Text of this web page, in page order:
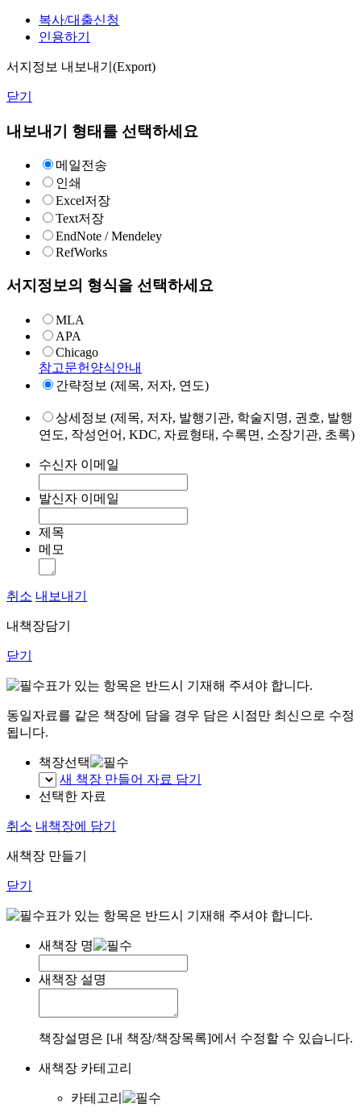
복사/대출신청
인용하기
서지정보 내보내기(Export)
닫기
내보내기 형태를 선택하세요
메일전송
인쇄
Excel저장
Text저장
EndNote / Mendeley
RefWorks
서지정보의 형식을 선택하세요
MLA
APA
Chicago
참고문헌양식안내
간략정보 (제목, 저자, 연도)
상세정보 (제목, 저자, 발행기관, 학술지명, 권호, 발행
연도, 작성언어, KDC, 자료형태, 수록면, 소장기관, 초록)
수신자 이메일
발신자 이메일
제목
메모
취소 내보내기
내책장담기
닫기
표가 있는 항목은 반드시 기재해 주셔야 합니다.
동일자료를 같은 책장에 담을 경우 담은 시점만 최신으로 수정
됩니다.
책장선택
새 책장 만들어 자료 담기
선택한 자료
취소 내책장에 담기
새책장 만들기
닫기
표가 있는 항목은 반드시 기재해 주셔야 합니다.
새책장 명
새책장 설명
책장설명은 [내 책장/책장목록]에서 수정할 수 있습니다.
새책장 카테고리
카테고리